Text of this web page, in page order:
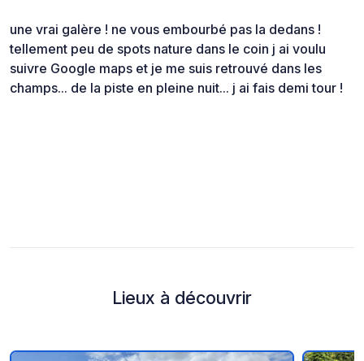
une vrai galère ! ne vous embourbé pas la dedans !
tellement peu de spots nature dans le coin j ai voulu
suivre Google maps et je me suis retrouvé dans les
champs... de la piste en pleine nuit... j ai fais demi tour !
Lieux à découvrir